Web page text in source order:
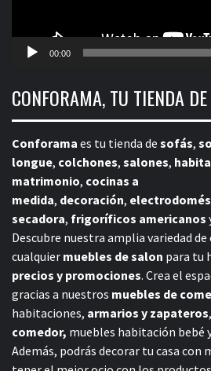
00:00
CONFORAMA, TU TIENDA
Conforama es tu tienda de sofás,
longue, colchones, salones,
matrimonio, cocinas a
medida, decoración,
secadora, frigoríficos americanos
Descubre nuestra amplia variedad
cualquier muebles de salon para tu
precios y promociones. Crea el
gracias a nuestros muebles de
habitaciones, armarios y zapateros,
comedor, muebles habitación bebé
Además, podrás decorar tu casa